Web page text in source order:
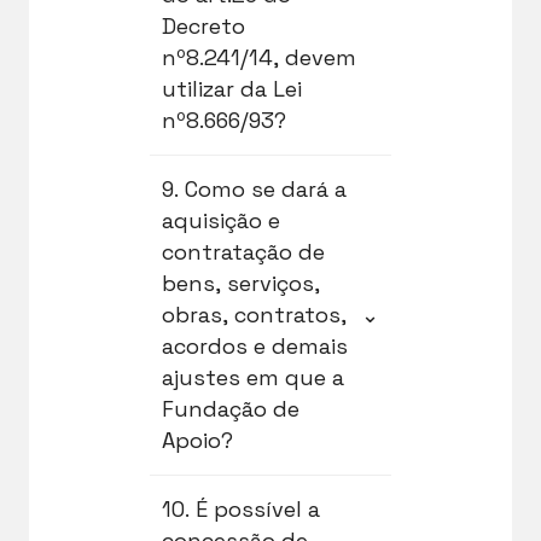
3º).
moralidade.
suas normas internas,
comissões, colegiados
ou pessoas que ficarão
responsáveis pelo
cumprimento das
realização das
contratações…”.
Decreto
nº8.241/14, devem
utilizar da Lei
nº8.666/93?
O art. 26 do Decreto nº
8.241/2014 não
determina a utilização
dos ritos legais da Lei
nº 8.666/93, apenas
exemplifica as
hipóteses de
contratação direta e
no caso do inciso VI,
apresenta como
de seleção pública e
consequente
9. Como se dará a
aquisição e
contratação de
bens, serviços,
obras, contratos,
acordos e demais
ajustes em que a
Fundação de
Apoio?
⌄
De forma geral, as
Fundações de Apoio
10. É possível a